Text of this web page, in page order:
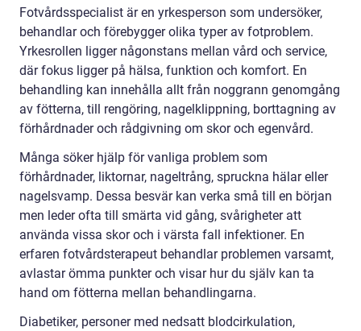
Fotvårdsspecialist är en yrkesperson som undersöker,
behandlar och förebygger olika typer av fotproblem.
Yrkesrollen ligger någonstans mellan vård och service,
där fokus ligger på hälsa, funktion och komfort. En
behandling kan innehålla allt från noggrann genomgång
av fötterna, till rengöring, nagelklippning, borttagning av
förhårdnader och rådgivning om skor och egenvård.
Många söker hjälp för vanliga problem som
förhårdnader, liktornar, nageltrång, spruckna hälar eller
nagelsvamp. Dessa besvär kan verka små till en början
men leder ofta till smärta vid gång, svårigheter att
använda vissa skor och i värsta fall infektioner. En
erfaren fotvårdsterapeut behandlar problemen varsamt,
avlastar ömma punkter och visar hur du själv kan ta
hand om fötterna mellan behandlingarna.
Diabetiker, personer med nedsatt blodcirkulation,